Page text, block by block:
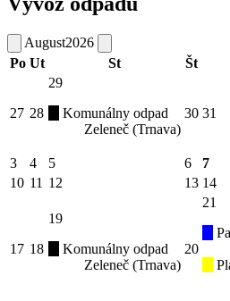
August2026
Po Ut St Št
27 28
29
Komunálny odpad
Zeleneč (Trnava)
30 31
3 4 5 6 7
10 11 12 13 14
17 18
19
Komunálny odpad
Zeleneč (Trnava)
20
21